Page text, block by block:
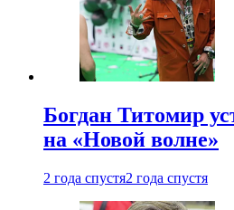
Богдан Титомир
на «Новой волне»
2 года спустя2 года спустя